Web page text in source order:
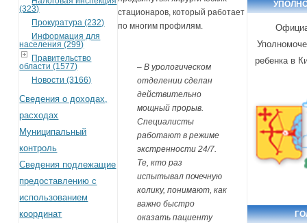
(323)
Прокуратура (232)
Информация для
населения (299)
Правительство
области (1577)
Новости (3166)
Сведения о доходах,
расходах
Муниципальный
контроль
Сведения подлежащие
предоставлению с
использованием
координат
стационаров, который работает
по многим профилям.
– В урологическом
отделении сделан
действительно
мощный прорыв.
Специалисты
работают в режиме
экстренности 24/7.
Те, кто раз
испытывал почечную
колику, понимают, как
важно быстро
оказать пациенту
ребенка в